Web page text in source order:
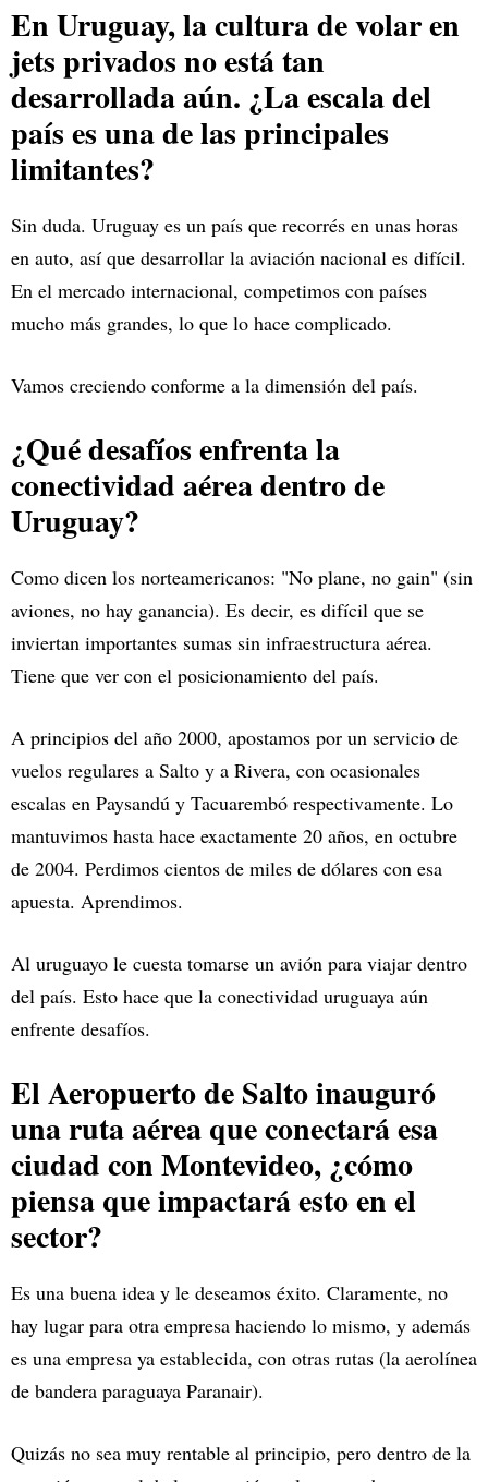
En Uruguay, la cultura de volar en
jets privados no está tan
desarrollada aún. ¿La escala del
país es una de las principales
limitantes?
Sin duda. Uruguay es un país que recorrés en unas horas
en auto, así que desarrollar la aviación nacional es difícil.
En el mercado internacional, competimos con países
mucho más grandes, lo que lo hace complicado.
Vamos creciendo conforme a la dimensión del país.
¿Qué desafíos enfrenta la
conectividad aérea dentro de
Uruguay?
Como dicen los norteamericanos: "No plane, no gain" (sin
aviones, no hay ganancia). Es decir, es difícil que se
inviertan importantes sumas sin infraestructura aérea.
Tiene que ver con el posicionamiento del país.
A principios del año 2000, apostamos por un servicio de
vuelos regulares a Salto y a Rivera, con ocasionales
escalas en Paysandú y Tacuarembó respectivamente. Lo
mantuvimos hasta hace exactamente 20 años, en octubre
de 2004. Perdimos cientos de miles de dólares con esa
apuesta. Aprendimos.
Al uruguayo le cuesta tomarse un avión para viajar dentro
del país. Esto hace que la conectividad uruguaya aún
enfrente desafíos.
El Aeropuerto de Salto inauguró
una ruta aérea que conectará esa
ciudad con Montevideo, ¿cómo
piensa que impactará esto en el
sector?
Es una buena idea y le deseamos éxito. Claramente, no
hay lugar para otra empresa haciendo lo mismo, y además
es una empresa ya establecida, con otras rutas (la aerolínea
de bandera paraguaya Paranair).
Quizás no sea muy rentable al principio, pero dentro de la